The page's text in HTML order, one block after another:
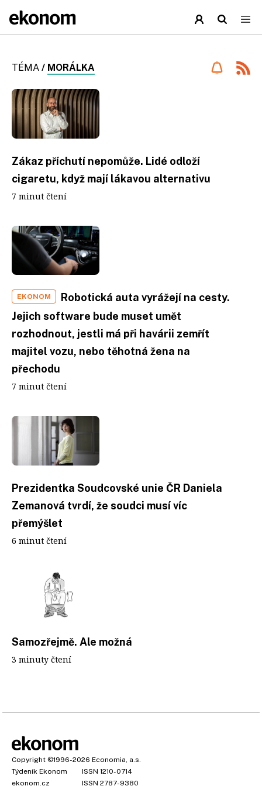
TÉMA / MORÁLKA
Zákaz příchutí nepomůže. Lidé odloží
cigaretu, když mají lákavou alternativu
7 minut čtení
EKONOM
Robotická auta vyrážejí na cesty.
Jejich software bude muset umět
rozhodnout, jestli má při havárii zemřít
majitel vozu, nebo těhotná žena na
přechodu
7 minut čtení
Prezidentka Soudcovské unie ČR Daniela
Zemanová tvrdí, že soudci musí víc
přemýšlet
6 minut čtení
Samozřejmě. Ale možná
3 minuty čtení
Copyright ©1996-2026 Economia, a.s.
Týdeník Ekonom
ISSN 1210-0714
ekonom.cz
ISSN 2787-9380